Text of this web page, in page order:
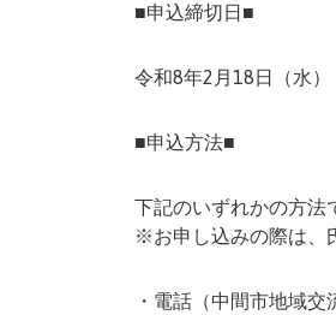
■申込締切日■
令和8年2月18日（水）
■申込方法■
下記のいずれかの方法
※お申し込みの際は、
・電話（中間市地域交